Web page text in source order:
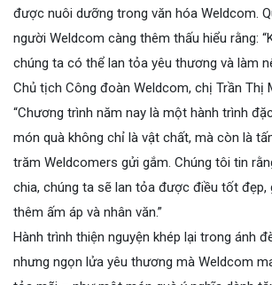
được nuôi dưỡng trong văn hóa Weldcom.
người Weldcom càng thêm thấu hiểu rằng:
chúng ta có thể lan tỏa yêu thương và làm
Chủ tịch Công đoàn Weldcom, chị Trần Thị
“Chương trình năm nay là một hành trình
món quà không chỉ là vật chất, mà còn là
trăm Weldcomers gửi gắm. Chúng tôi tin
chia, chúng ta sẽ lan tỏa được điều tốt đẹp,
thêm ấm áp và nhân văn.”
Hành trình thiện nguyện khép lại trong ánh
nhưng ngọn lửa yêu thương mà Weldcom